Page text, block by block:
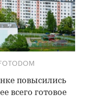
повысились
всего готовое